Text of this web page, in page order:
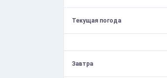
Текущая погода
Завтра